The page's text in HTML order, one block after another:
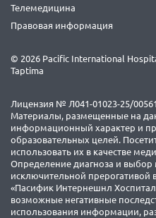
Телемедицина
Правовая информация
© 2026 Pacific International
Taptima
Лицензия № Л041-01023-25/
Материалы, размещенные на
информационный характер и
образовательных целей.
использовать их в качестве
Определение диагноза и выбор
исключительной
«Пасифик Интернешнл
возможные негативные
использования информации,